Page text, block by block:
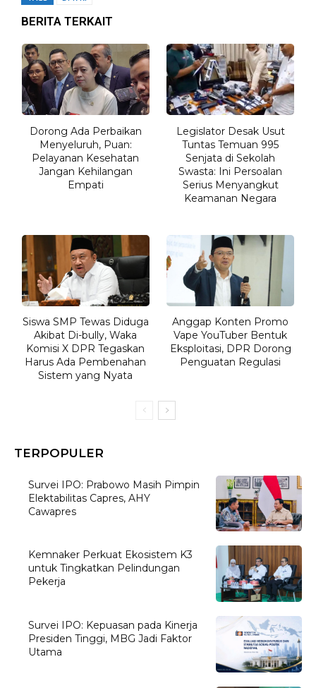
BERITA TERKAIT
Dorong Ada Perbaikan
Menyeluruh, Puan:
Pelayanan Kesehatan
Jangan Kehilangan
Empati
Legislator Desak Usut
Tuntas Temuan 995
Senjata di Sekolah
Swasta: Ini Persoalan
Serius Menyangkut
Keamanan Negara
Siswa SMP Tewas Diduga
Akibat Di-bully, Waka
Komisi X DPR Tegaskan
Harus Ada Pembenahan
Sistem yang Nyata
Anggap Konten Promo
Vape YouTuber Bentuk
Eksploitasi, DPR Dorong
Penguatan Regulasi
TERPOPULER
Survei IPO: Prabowo Masih Pimpin
Elektabilitas Capres, AHY
Cawapres
Kemnaker Perkuat Ekosistem K3
untuk Tingkatkan Pelindungan
Pekerja
Survei IPO: Kepuasan pada Kinerja
Presiden Tinggi, MBG Jadi Faktor
Utama